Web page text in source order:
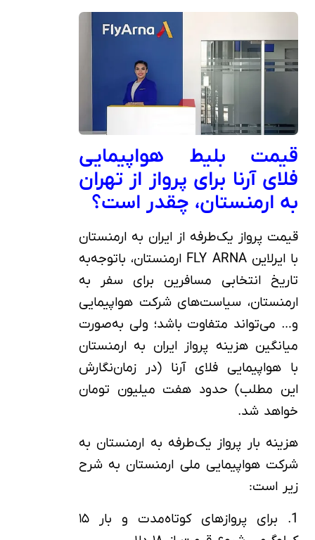
قیمت بلیط هواپیمایی
فلای آرنا برای پرواز از تهران
به ارمنستان، چقدر است؟
قیمت پرواز یک‌طرفه از ایران به ارمنستان
با ایرلاین FLY ARNA ارمنستان، باتوجه‌به
تاریخ انتخابی مسافرین برای سفر به
ارمنستان، سیاست‌های شرکت هواپیمایی
و… می‌تواند متفاوت باشد؛ ولی به‌صورت
میانگین هزینه پرواز ایران به ارمنستان
با هواپیمایی فلای آرنا (در زمان‌نگارش
این مطلب) حدود هفت میلیون تومان
خواهد شد.
هزینه بار پرواز یک‌طرفه به ارمنستان به
شرکت هواپیمایی ملی ارمنستان به شرح
زیر است:
1. برای پروازهای کوتاه‌مدت و بار ۱۵